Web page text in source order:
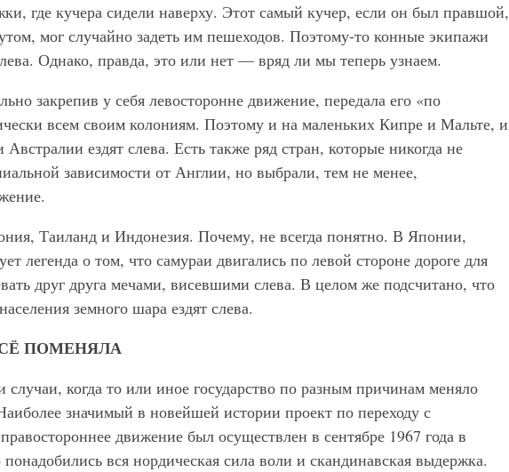
где кучера сидели наверху. Этот самый кучер, если он был правшой,
мог случайно задеть им пешеходов. Поэтому-то конные экипажи
Однако, правда, это или нет — вряд ли мы теперь узнаем.
закрепив у себя левосторонне движение, передала его «по
всем своим колониям. Поэтому и на маленьких Кипре и Мальте, и
ездят слева. Есть также ряд стран, которые никогда не
зависимости от Англии, но выбрали, тем не менее,
Таиланд и Индонезия. Почему, не всегда понятно. В Японии,
легенда о том, что самураи двигались по левой стороне дороге для
друг друга мечами, висевшими слева. В целом же подсчитано, что
земного шара ездят слева.
ПОМЕНЯЛА
когда то или иное государство по разным причинам меняло
значимый в новейшей истории проект по переходу с
движение был осуществлен в сентябре 1967 года в
вся нордическая сила воли и скандинавская выдержка.